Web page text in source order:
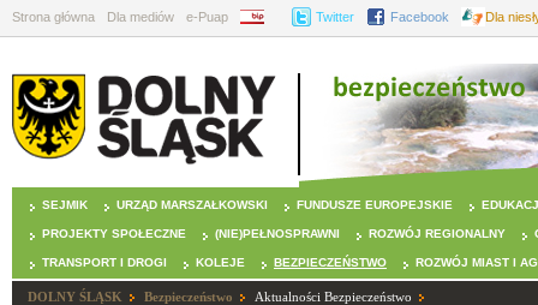
Strona główna Dla mediów e-Puap BIP Twitter Facebook Dla
SEJMIK URZĄD MARSZAŁKOWSKI FUNDUSZE EUROPEJSKIE
PROJEKTY SPOŁECZNE (NIE)PEŁNOSPRAWNI ROZWÓJ REGIONALNY
TRANSPORT I DROGI KOLEJE BEZPIECZEŃSTWO ROZWÓJ MIAST I
DOLNY ŚLĄSK Bezpieczeństwo Aktualności Bezpieczeństwo